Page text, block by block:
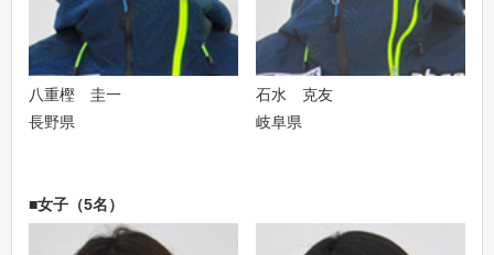
八重樫 圭一
長野県
石水 克友
岐阜県
■女子（5名）